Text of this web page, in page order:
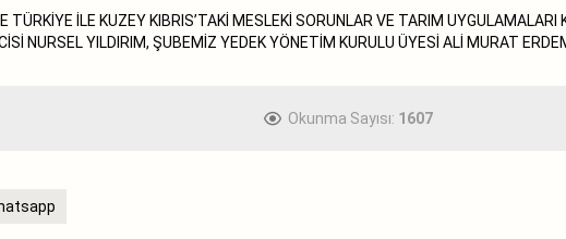
TÜRKİYE İLE KUZEY KIBRIS’TAKİ MESLEKİ SORUNLAR VE TARIM
NURSEL YILDIRIM, ŞUBEMİZ YEDEK YÖNETİM KURULU ÜYESİ ALİ MURAT
Okunma Sayısı: 1607